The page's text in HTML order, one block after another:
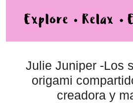
Julie Juniper -Los
origami
creadora y